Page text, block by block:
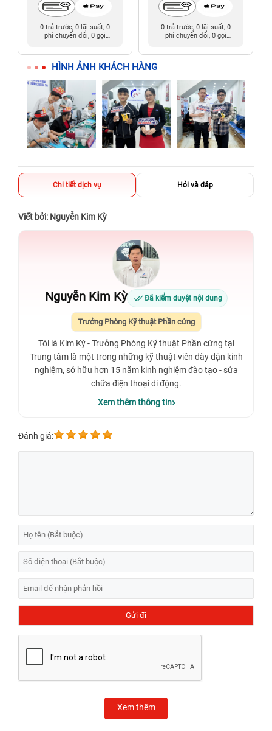
0 trả trước, 0 lãi suất, 0
phí chuyển đổi, 0 gọi
0 trả trước, 0 lãi suất, 0
phí chuyển đổi, 0 gọi
HÌNH ẢNH KHÁCH HÀNG
Chi tiết dịch vụ Hỏi và đáp
Viết bởi: Nguyễn Kim Kỳ
Nguyễn Kim Kỳ Đã kiểm duyệt nội dung
Trưởng Phòng Kỹ thuật Phần cứng
Tôi là Kim Kỳ - Trưởng Phòng Kỹ thuật Phần cứng tại
Trung tâm là một trong những kỹ thuật viên dày dặn kinh
nghiệm, sở hữu hơn 15 năm kinh nghiệm đào tạo - sửa
chữa điện thoại di động.
Xem thêm thông tin
Đánh giá:
Xem thêm